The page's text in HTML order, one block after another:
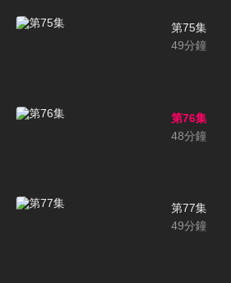
第75集
49分鐘
第76集
48分鐘
第77集
49分鐘